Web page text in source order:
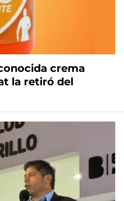
crema
la retiró del